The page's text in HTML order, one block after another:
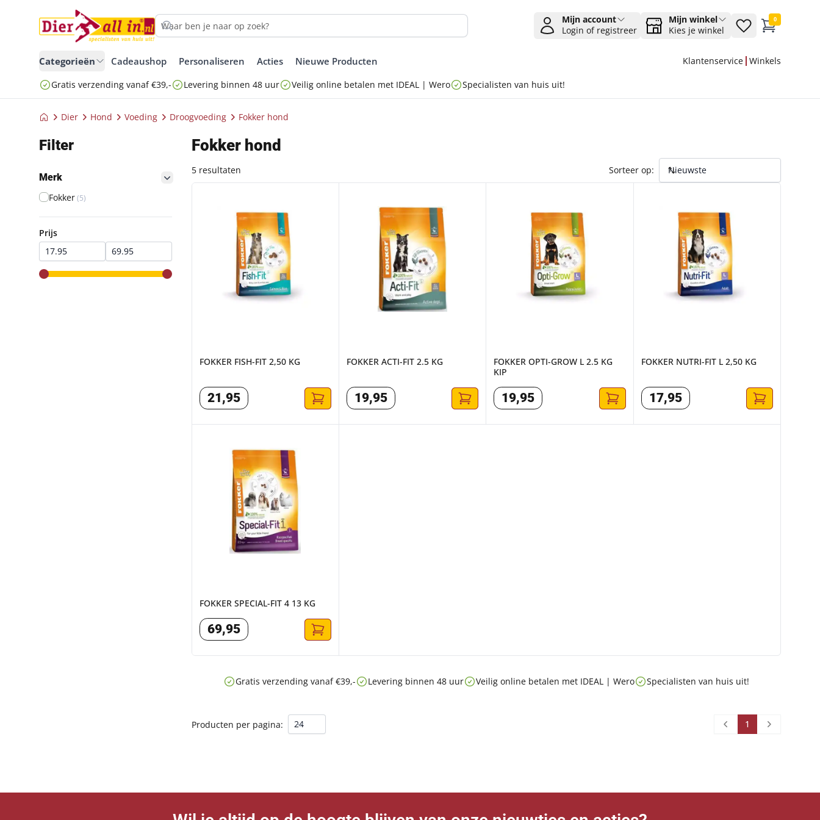
Mijn account
Login of registreer
Mijn winkel
Kies je winkel
0
Categorieën Cadeaushop Personaliseren Acties Nieuwe Producten Klantenservice Winkels
Gratis verzending vanaf €39,- Levering binnen 48 uur Veilig online betalen met IDEAL | Wero Specialisten van huis uit!
Dier Hond Voeding Droogvoeding Fokker hond
Filter
Merk
filter button
Fokker(5)
Prijs
Prijs
range slider button range slider button
Fokker hond
5 resultaten Sorteer op:
FOKKER FISH-FIT 2,50 KG
21,95
FOKKER ACTI-FIT 2.5 KG
19,95
FOKKER OPTI-GROW L 2.5 KG
KIP
19,95
FOKKER NUTRI-FIT L 2,50 KG
17,95
FOKKER SPECIAL-FIT 4 13 KG
69,95
Gratis verzending vanaf €39,- Levering binnen 48 uur Veilig online betalen met IDEAL | Wero Specialisten van huis uit!
Producten per pagina: Prev 1 Next